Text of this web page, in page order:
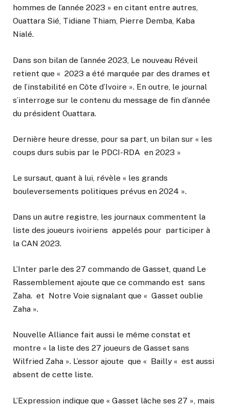
hommes de l’année 2023 » en citant entre autres,
Ouattara Sié, Tidiane Thiam, Pierre Demba, Kaba
Nialé.
Dans son bilan de l’année 2023, Le nouveau Réveil
retient que « 2023 a été marquée par des drames et
de l’instabilité en Côte d’Ivoire ». En outre, le journal
s’interroge sur le contenu du message de fin d’année
du président Ouattara.
Dernière heure dresse, pour sa part, un bilan sur « les
coups durs subis par le PDCI-RDA en 2023 »
Le sursaut, quant à lui, révèle « les grands
bouleversements politiques prévus en 2024 ».
Dans un autre registre, les journaux commentent la
liste des joueurs ivoiriens appelés pour participer à
la CAN 2023.
L’Inter parle des 27 commando de Gasset, quand Le
Rassemblement ajoute que ce commando est sans
Zaha. et Notre Voie signalant que « Gasset oublie
Zaha ».
Nouvelle Alliance fait aussi le même constat et
montre « la liste des 27 joueurs de Gasset sans
Wilfried Zaha ». L’essor ajoute que « Bailly « est aussi
absent de cette liste.
L’Expression indique que « Gasset lâche ses 27 », mais